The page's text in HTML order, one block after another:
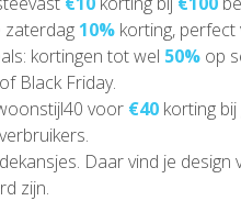
zaterdag 10% korting,
kortingen tot wel 50% op
Black Friday.
voor €40 korting
Daar vind je
zijn.